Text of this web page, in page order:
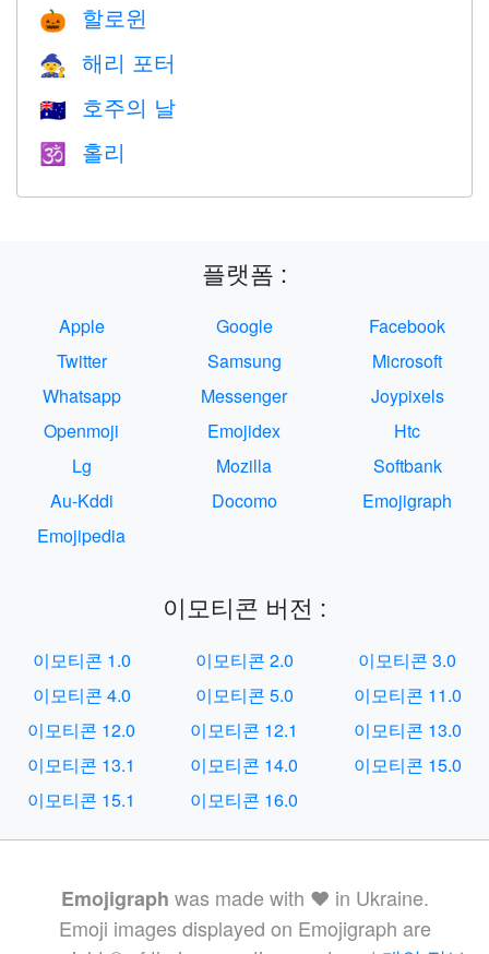
🎃 할로윈
🧙 해리 포터
🇦🇺 호주의 날
🕉 홀리
플랫폼 :
Apple Google
Facebook
Twitter
Samsung
Microsoft
Whatsapp
Messenger
Joypixels
Openmoji
Emojidex
Htc
Lg
Mozilla
Softbank
Au-Kddi
Docomo
Emojigraph
Emojipedia
이모티콘 버전 :
이모티콘 1.0 이모티콘 2.0
이모티콘 3.0
이모티콘 4.0
이모티콘 5.0
이모티콘 11.0
이모티콘 12.0
이모티콘 12.1
이모티콘 13.0
이모티콘 13.1
이모티콘 14.0
이모티콘 15.0
이모티콘 15.1
이모티콘 16.0
Emojigraph was made with ❤️ in Ukraine.
Emoji images displayed on Emojigraph are